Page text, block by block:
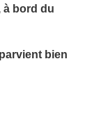
à bord du
bien